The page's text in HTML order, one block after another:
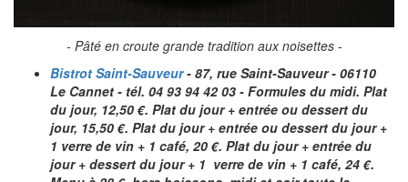
- Pâté en croute grande tradition aux noisettes -
Bistrot Saint-Sauveur- 87, rue Saint-Sauveur - 06110
Le Cannet - tél. 04 93 94 42 03 - Formules du midi. Plat
du jour, 12,50 €. Plat du jour + entrée ou dessert du
jour, 15,50 €. Plat du jour + entrée ou dessert du jour +
1 verre de vin + 1 café, 20 €. Plat du jour + entrée du
jour + dessert du jour + 1 verre de vin + 1 café, 24 €.